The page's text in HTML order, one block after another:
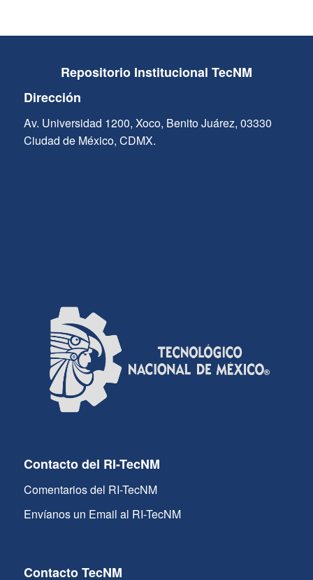
Repositorio Institucional TecNM
Dirección
Av. Universidad 1200, Xoco, Benito Juárez, 03330
Ciudad de México, CDMX.
Contacto del RI-TecNM
Comentarios del RI-TecNM
Envíanos un Email al RI-TecNM
Contacto TecNM